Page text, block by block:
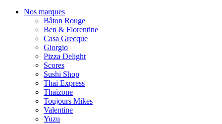
Nos marques
Bâton Rouge
Ben & Florentine
Casa Grecque
Giorgio
Pizza Delight
Scores
Sushi Shop
Thaï Express
Thaïzone
Toujours Mikes
Valentine
Yuzu